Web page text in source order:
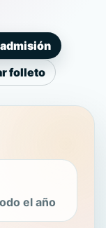
folleto
el año